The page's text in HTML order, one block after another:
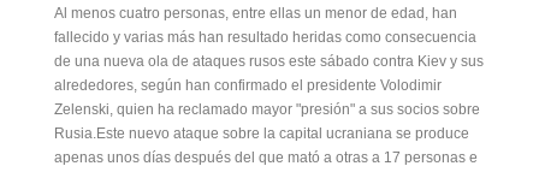
Al menos cuatro personas, entre ellas un menor de edad, han
fallecido y varias más han resultado heridas como consecuencia
de una nueva ola de ataques rusos este sábado contra Kiev y sus
alrededores, según han confirmado el presidente Volodimir
Zelenski, quien ha reclamado mayor "presión" a sus socios sobre
Rusia.Este nuevo ataque sobre la capital ucraniana se produce
apenas unos días después del que mató a otras a 17 personas e